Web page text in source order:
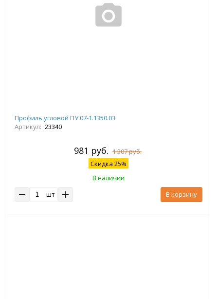
Профиль угловой ПУ 07-1.1350.03
Артикул: 23340
981 руб. 1 307 руб.
Скидка 25%
В наличии
шт
В корзину